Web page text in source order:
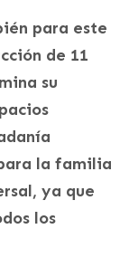
para este
de 11
su
la familia
ya que
los